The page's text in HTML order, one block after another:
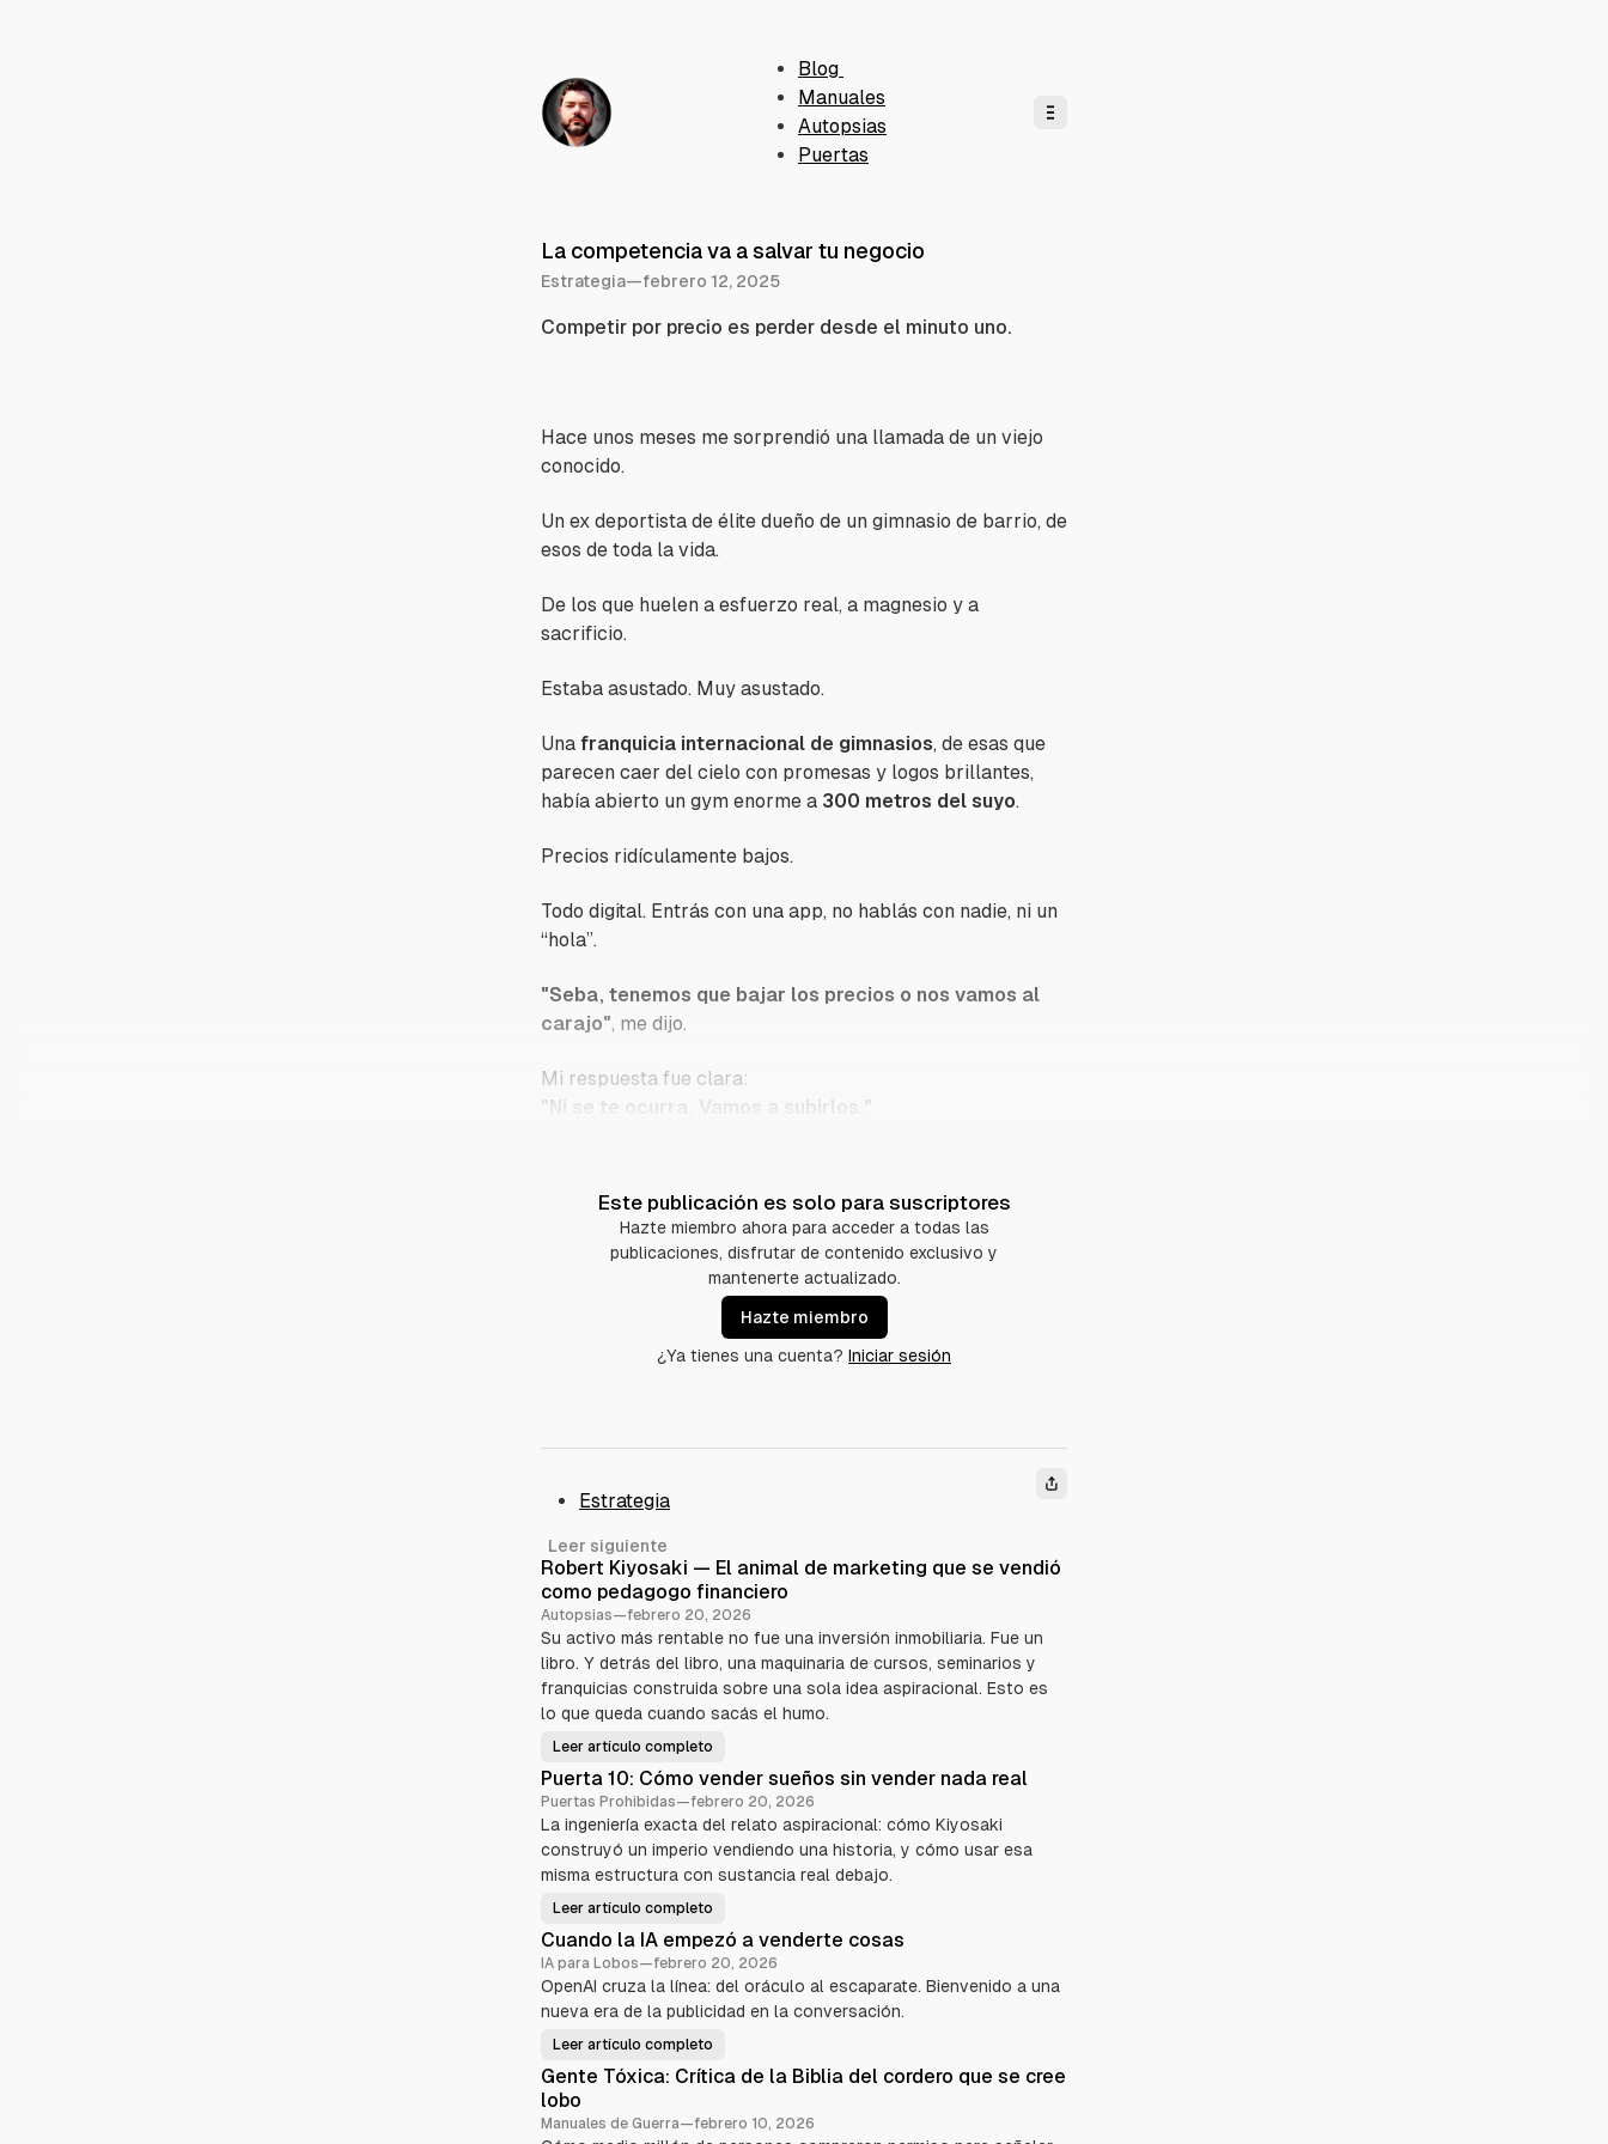
Blog
Manuales
Autopsias
Puertas
La competencia va a salvar tu negocio
Estrategia—febrero 12, 2025
Competir por precio es perder desde el minuto uno.
Hace unos meses me sorprendió una llamada de un viejo
conocido.
Un ex deportista de élite dueño de un gimnasio de barrio, de
esos de toda la vida.
De los que huelen a esfuerzo real, a magnesio y a
sacrificio.
Estaba asustado. Muy asustado.
Una franquicia internacional de gimnasios, de esas que
parecen caer del cielo con promesas y logos brillantes,
había abierto un gym enorme a 300 metros del suyo.
Precios ridículamente bajos.
Todo digital. Entrás con una app, no hablás con nadie, ni un
“hola”.
"Seba, tenemos que bajar los precios o nos vamos al
carajo", me dijo.
Mi respuesta fue clara:
"Ni se te ocurra. Vamos a subirlos."
Este publicación es solo para suscriptores
Hazte miembro ahora para acceder a todas las
publicaciones, disfrutar de contenido exclusivo y
mantenerte actualizado.
Hazte miembro
¿Ya tienes una cuenta? Iniciar sesión
Estrategia
Leer siguiente
Robert Kiyosaki — El animal de marketing que se vendió
como pedagogo financiero
Autopsias—febrero 20, 2026
Su activo más rentable no fue una inversión inmobiliaria. Fue un
libro. Y detrás del libro, una maquinaria de cursos, seminarios y
franquicias construida sobre una sola idea aspiracional. Esto es
lo que queda cuando sacás el humo.
R
b
e
r
t
i
o
a
i
E
l
a
n
m
a
d
a
r
Leer artículo completo
Puerta 10: Cómo vender sueños sin vender nada real
Puertas Prohibidas—febrero 20, 2026
La ingeniería exacta del relato aspiracional: cómo Kiyosaki
construyó un imperio vendiendo una historia, y cómo usar esa
misma estructura con sustancia real debajo.
P
e
r
t
a
0
C
m
o
e
n
Leer artículo completo
Cuando la IA empezó a venderte cosas
IA para Lobos—febrero 20, 2026
OpenAI cruza la línea: del oráculo al escaparate. Bienvenido a una
nueva era de la publicidad en la conversación.
C
a
o
Leer artículo completo
Gente Tóxica: Crítica de la Biblia del cordero que se cree
lobo
Manuales de Guerra—febrero 10, 2026